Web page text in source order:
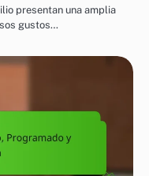
presentan una amplia
gustos…